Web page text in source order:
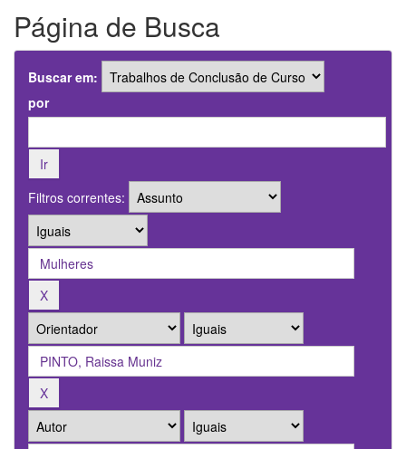
Página de Busca
Buscar em:
por
Filtros correntes: